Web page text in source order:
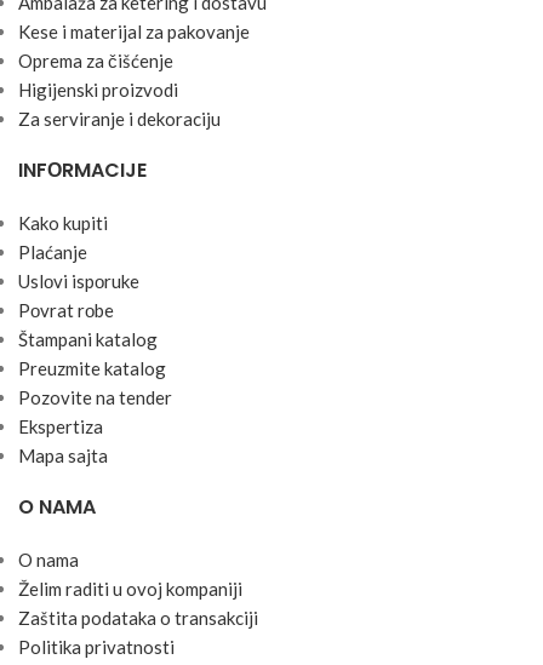
Kese i materijal za pakovanje
Oprema za čišćenje
Higijenski proizvodi
Za serviranje i dekoraciju
INFОRMACIJE
Kako kupiti
Plaćanje
Uslоvi ispоruke
Pоvrat rоbe
Štampani katalog
Preuzmite katalog
Pozovite na tender
Ekspertiza
Mapa sajta
O NAMA
O nama
Želim raditi u ovoj kompaniji
Zaštita podataka o transakciji
Politika privatnosti